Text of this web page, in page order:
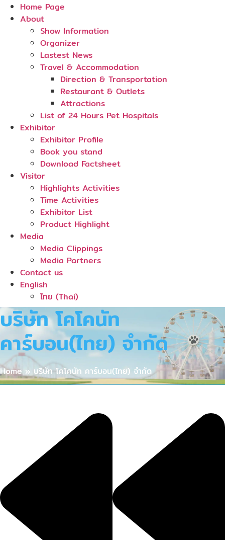
Home Page
About
Show Information
Organizer
Lastest News
Travel & Accommodation
Direction & Transportation
Restaurant & Outlets
Attractions
List of 24 Hours Pet Hospitals
Exhibitor
Exhibitor Profile
Book you stand
Download Factsheet
Visitor
Highlights Activities
Time Activities
Exhibitor List
Product Highlight
Media
Media Clippings
Media Partners
Contact us
English
ไทย (Thai)
บริษัท โคโคนัท
คาร์บอน(ไทย) จำกัด
Home» บริษัท โคโคนัท คาร์บอน(ไทย) จำกัด